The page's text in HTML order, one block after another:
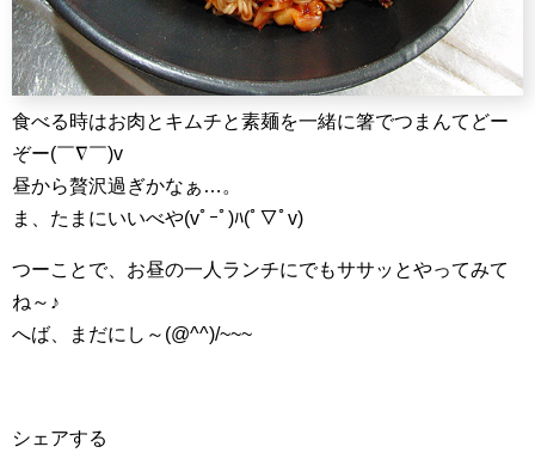
食べる時はお肉とキムチと素麺を一緒に箸でつまんてどー
ぞー(￣∇￣)v
昼から贅沢過ぎかなぁ…。
ま、たまにいいべや(vﾟｰﾟ)ﾊ(ﾟ▽ﾟv)
つーことで、お昼の一人ランチにでもササッとやってみて
ね～♪
へば、まだにし～(@^^)/~~~
シェアする